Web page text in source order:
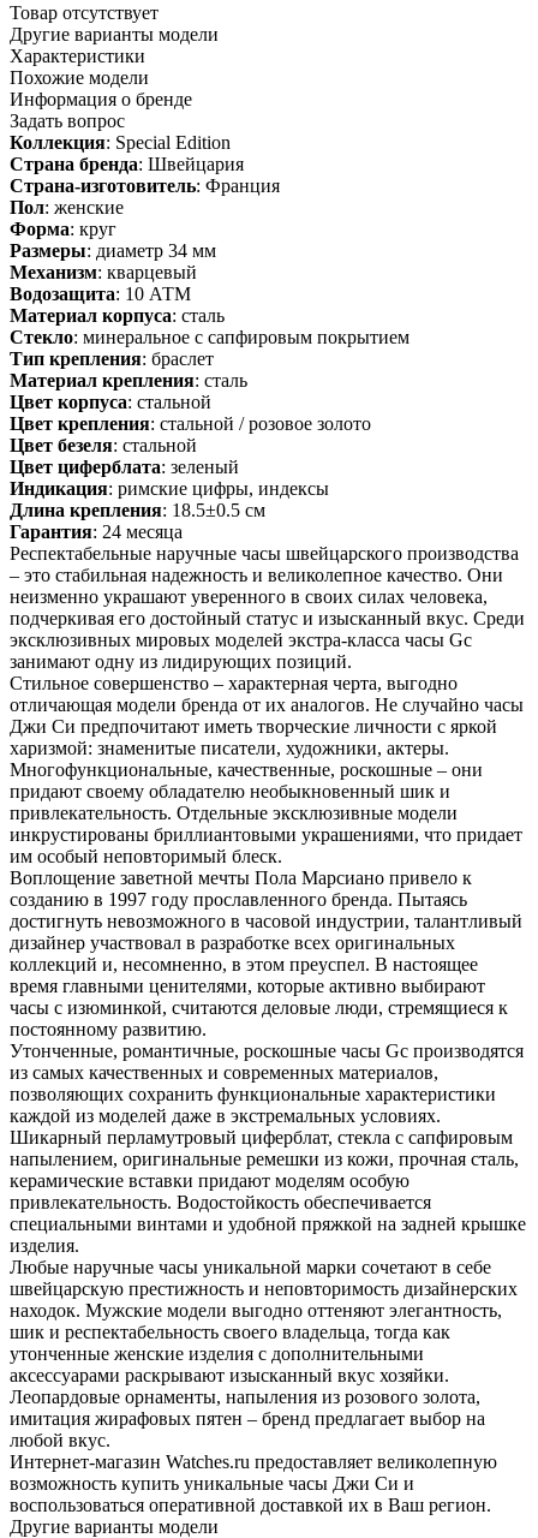
Товар отсутствует
Другие варианты модели
Характеристики
Похожие модели
Информация о бренде
Задать вопрос
Коллекция: Special Edition
Страна бренда: Швейцария
Страна-изготовитель: Франция
Пол: женские
Форма: круг
Размеры: диаметр 34 мм
Механизм: кварцевый
Водозащита: 10 АТМ
Материал корпуса: сталь
Стекло: минеральное с сапфировым покрытием
Тип крепления: браслет
Материал крепления: сталь
Цвет корпуса: стальной
Цвет крепления: стальной / розовое золото
Цвет безеля: стальной
Цвет циферблата: зеленый
Индикация: римские цифры, индексы
Длина крепления: 18.5±0.5 см
Гарантия: 24 месяца
Респектабельные наручные часы швейцарского производства
– это стабильная надежность и великолепное качество. Они
неизменно украшают уверенного в своих силах человека,
подчеркивая его достойный статус и изысканный вкус. Среди
эксклюзивных мировых моделей экстра-класса часы Gc
занимают одну из лидирующих позиций.
Стильное совершенство – характерная черта, выгодно
отличающая модели бренда от их аналогов. Не случайно часы
Джи Си предпочитают иметь творческие личности с яркой
харизмой: знаменитые писатели, художники, актеры.
Многофункциональные, качественные, роскошные – они
придают своему обладателю необыкновенный шик и
привлекательность. Отдельные эксклюзивные модели
инкрустированы бриллиантовыми украшениями, что придает
им особый неповторимый блеск.
Воплощение заветной мечты Пола Марсиано привело к
созданию в 1997 году прославленного бренда. Пытаясь
достигнуть невозможного в часовой индустрии, талантливый
дизайнер участвовал в разработке всех оригинальных
коллекций и, несомненно, в этом преуспел. В настоящее
время главными ценителями, которые активно выбирают
часы с изюминкой, считаются деловые люди, стремящиеся к
постоянному развитию.
Утонченные, романтичные, роскошные часы Gc производятся
из самых качественных и современных материалов,
позволяющих сохранить функциональные характеристики
каждой из моделей даже в экстремальных условиях.
Шикарный перламутровый циферблат, стекла с сапфировым
напылением, оригинальные ремешки из кожи, прочная сталь,
керамические вставки придают моделям особую
привлекательность. Водостойкость обеспечивается
специальными винтами и удобной пряжкой на задней крышке
изделия.
Любые наручные часы уникальной марки сочетают в себе
швейцарскую престижность и неповторимость дизайнерских
находок. Мужские модели выгодно оттеняют элегантность,
шик и респектабельность своего владельца, тогда как
утонченные женские изделия с дополнительными
аксессуарами раскрывают изысканный вкус хозяйки.
Леопардовые орнаменты, напыления из розового золота,
имитация жирафовых пятен – бренд предлагает выбор на
любой вкус.
Интернет-магазин Watches.ru предоставляет великолепную
возможность купить уникальные часы Джи Си и
воспользоваться оперативной доставкой их в Ваш регион.
Другие варианты модели